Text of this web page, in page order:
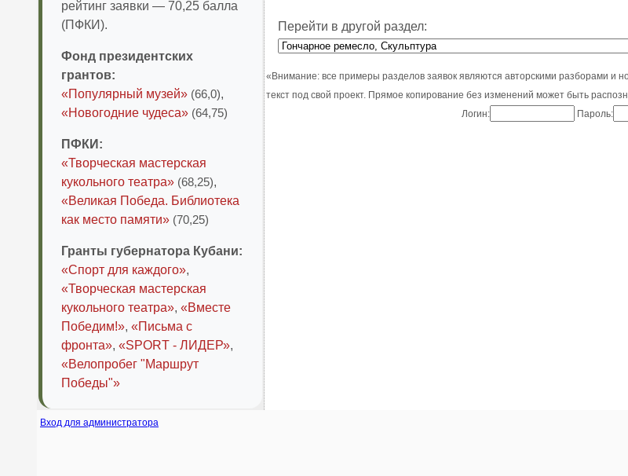
рейтинг заявки — 70,25 балла
(ПФКИ).
Фонд президентских
грантов:
«Популярный музей» (66,0),
«Новогодние чудеса» (64,75)
ПФКИ:
«Творческая мастерская
кукольного театра» (68,25),
«Великая Победа. Библиотека
как место памяти» (70,25)
Гранты губернатора Кубани:
«Спорт для каждого»,
«Творческая мастерская
кукольного театра», «Вместе
Победим!», «Письма с
фронта», «SPORT - ЛИДЕР»,
«Велопробег "Маршрут
Победы"»
Перейти в другой раздел:
«Внимание: все примеры разделов заявок являются авторскими разборами и
текст под свой проект. Прямое копирование без изменений может быть
Логин:
Пароль:
Вход для администратора